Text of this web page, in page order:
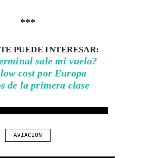
***
PUEDE INTERESAR:
sale mi vuelo?
cost por Europa
de la primera clase
AVIACIÓN